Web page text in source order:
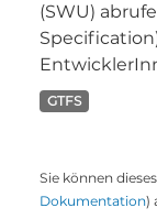
(SWU)
GTFS
Sie können
Dokumentation)